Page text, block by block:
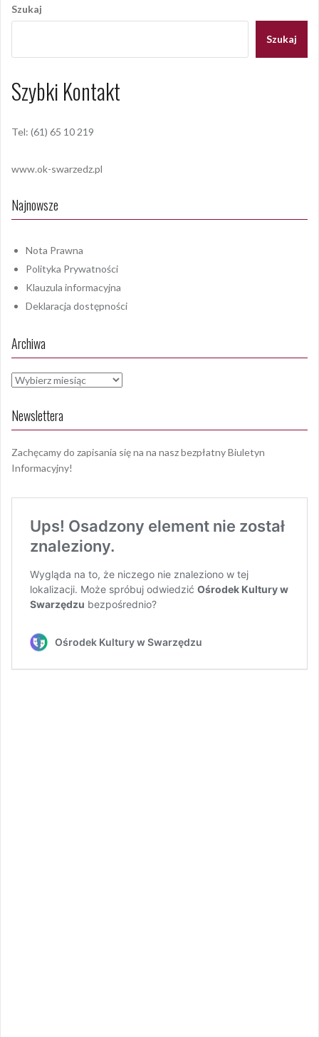
Szukaj
Szukaj
Szybki Kontakt
Tel: (61) 65 10 219
www.ok-swarzedz.pl
Najnowsze
Nota Prawna
Polityka Prywatności
Klauzula informacyjna
Deklaracja dostępności
Archiwa
Archiwa
Newslettera
Zachęcamy do zapisania się na na nasz bezpłatny Biuletyn
Informacyjny!